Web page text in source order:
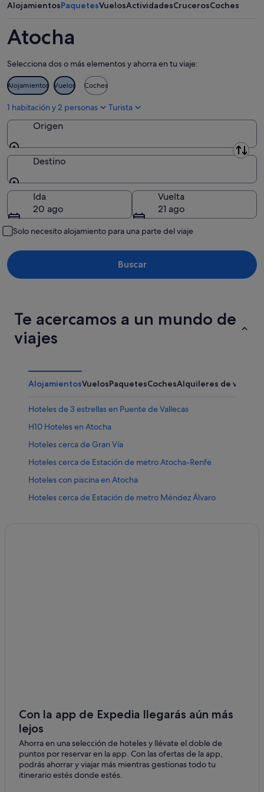
8
ago
semana,
ago
-
ago
próximo
de
semana,
ago
-
16
ago
AlojamientosPaquetesVuelosActividadesCrucerosCoches
Atocha
Selecciona dos o más elementos y ahorra en tu viaje:
Alojamientos Vuelos Coches
1 habitación y 2 personas Turista
Origen
Origen
Destino
Destino
Ida
20 ago
Vuelta
21 ago
Solo necesito alojamiento para una parte del viaje
Buscar
Te acercamos a un mundo de
viajes
AlojamientosVuelosPaquetesCochesAlquileres de
Hoteles de 3 estrellas en Puente de Vallecas
H10 Hoteles en Atocha
Hoteles cerca de Gran Vía
Hoteles cerca de Estación de metro Atocha-Renfe
Hoteles con piscina en Atocha
Hoteles cerca de Estación de metro Méndez Álvaro
Hoteles con restaurante en Atocha
Woo Travelling hoteles en Atocha
Pensiones en Madrid
Derby Hotels en Atocha
Hoteles para familias en Madrid
Con la app de Expedia llegarás aún más
lejos
Ahorra en una selección de hoteles y llévate el doble de
puntos por reservar en la app. Con las ofertas de la app,
podrás ahorrar y viajar más mientras gestionas todo tu
itinerario estés donde estés.